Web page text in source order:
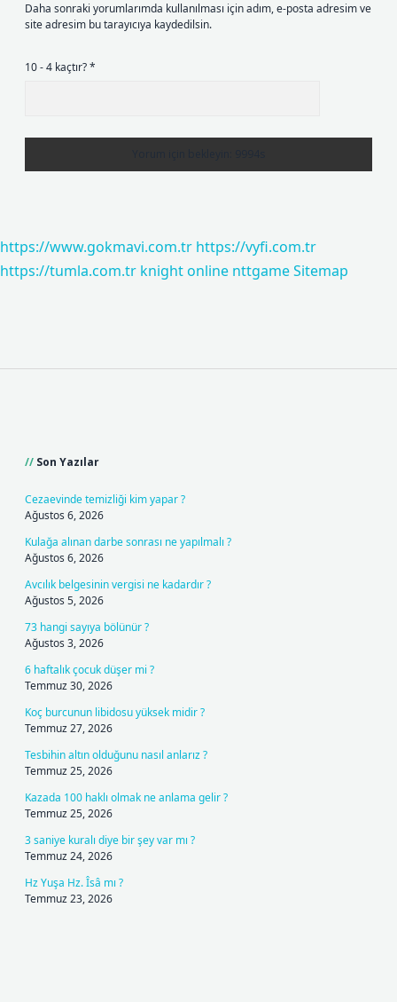
Daha sonraki yorumlarımda kullanılması için adım, e-posta adresim ve
site adresim bu tarayıcıya kaydedilsin.
10 - 4 kaçtır?*
https://www.gokmavi.com.tr https://vyfi.com.tr
https://tumla.com.tr knight online nttgameSitemap
Son Yazılar
Cezaevinde temizliği kim yapar ?
Ağustos 6, 2026
Kulağa alınan darbe sonrası ne yapılmalı ?
Ağustos 6, 2026
Avcılık belgesinin vergisi ne kadardır ?
Ağustos 5, 2026
73 hangi sayıya bölünür ?
Ağustos 3, 2026
6 haftalık çocuk düşer mi ?
Temmuz 30, 2026
Koç burcunun libidosu yüksek midir ?
Temmuz 27, 2026
Tesbihin altın olduğunu nasıl anlarız ?
Temmuz 25, 2026
Kazada 100 haklı olmak ne anlama gelir ?
Temmuz 25, 2026
3 saniye kuralı diye bir şey var mı ?
Temmuz 24, 2026
Hz Yuşa Hz. Îsâ mı ?
Temmuz 23, 2026